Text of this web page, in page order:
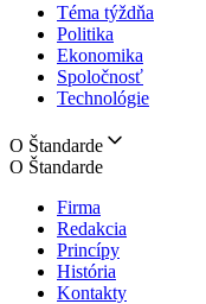
Téma týždňa
Politika
Ekonomika
Spoločnosť
Technológie
O Štandarde
O Štandarde
Firma
Redakcia
Princípy
História
Kontakty